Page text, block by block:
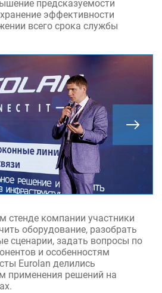
предсказуемости
эффективности
всего срока службы
стенде компании участники
оборудование, разобрать
сценарии, задать вопросы по
и особенностям
Eurolan делились
применения решений на